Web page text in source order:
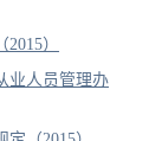
）
业人员管理办